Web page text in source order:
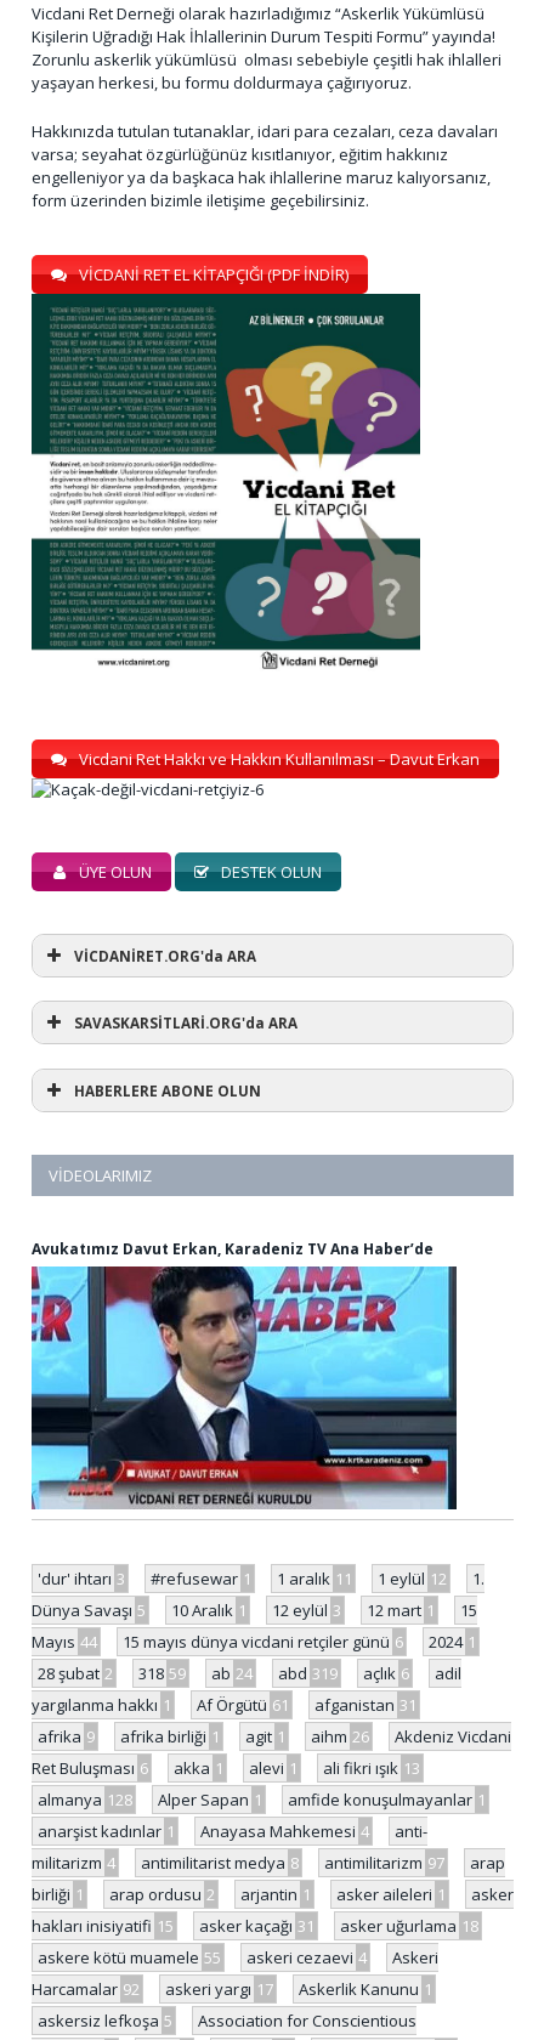
Vicdani Ret Derneği olarak hazırladığımız “Askerlik Yükümlüsü
Kişilerin Uğradığı Hak İhlallerinin Durum Tespiti Formu” yayında!
Zorunlu askerlik yükümlüsü olması sebebiyle çeşitli hak ihlalleri
yaşayan herkesi, bu formu doldurmaya çağırıyoruz.
Hakkınızda tutulan tutanaklar, idari para cezaları, ceza davaları
varsa; seyahat özgürlüğünüz kısıtlanıyor, eğitim hakkınız
engelleniyor ya da başkaca hak ihlallerine maruz kalıyorsanız,
form üzerinden bizimle iletişime geçebilirsiniz.
VİCDANİ RET EL KİTAPÇIĞI (PDF İNDİR)
Vicdani Ret Hakkı ve Hakkın Kullanılması – Davut Erkan
ÜYE OLUN DESTEK OLUN
VİCDANİRET.ORG'da ARA
SAVASKARSİTLARİ.ORG'da ARA
HABERLERE ABONE OLUN
VIDEOLARIMIZ
Avukatımız Davut Erkan, Karadeniz TV Ana Haber’de
'dur' ihtarı 3 #refusewar 1 1 aralık 11 1 eylül 12
1.
Dünya Savaşı 5 10 Aralık 1 12 eylül 3 12 mart 1
15
Mayıs 44 15 mayıs dünya vicdani retçiler günü 6 2024 1
28 şubat 2 318 59 ab 24 abd 319 açlık 6
adil
yargılanma hakkı 1 Af Örgütü 61 afganistan 31
afrika 9 afrika birliği 1 agit 1 aihm 26
Akdeniz Vicdani
Ret Buluşması 6 akka 1 alevi 1 ali fikri ışık 13
almanya 128 Alper Sapan 1 amfide konuşulmayanlar 1
anarşist kadınlar 1 Anayasa Mahkemesi 4
anti-
militarizm 4 antimilitarist medya 8 antimilitarizm 97
arap
birliği 1 arap ordusu 2 arjantin 1 asker aileleri 1
asker
hakları inisiyatifi 15 asker kaçağı 31 asker uğurlama 18
askere kötü muamele 55 askeri cezaevi 4
Askeri
Harcamalar 92 askeri yargı 17 Askerlik Kanunu 1
askersiz lefkoşa 5 Association for Conscientious